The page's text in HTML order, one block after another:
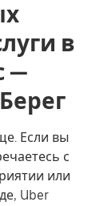
в
—
Если вы
с
или
Uber